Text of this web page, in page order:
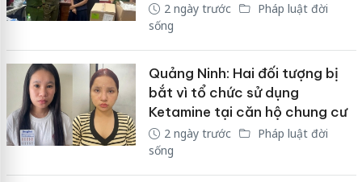
2 ngày trước
Pháp luật đời
sống
Quảng Ninh: Hai đối tượng bị
bắt vì tổ chức sử dụng
Ketamine tại căn hộ chung cư
2 ngày trước
Pháp luật đời
sống